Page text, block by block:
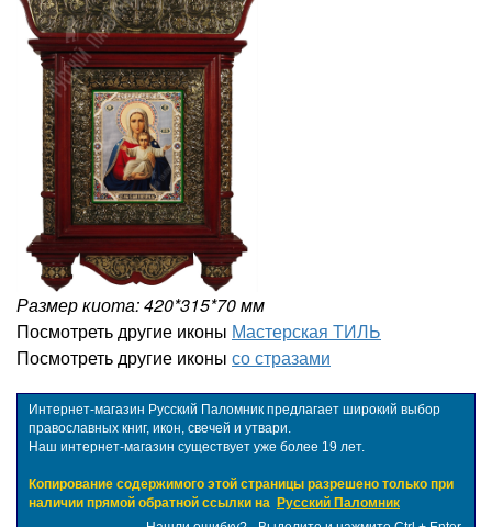
Размер киота: 420*315*70 мм
Посмотреть другие иконы Мастерская ТИЛЬ
Посмотреть другие иконы со стразами
Интернет-магазин Русский Паломник предлагает широкий выбор
православных книг, икон, свечей и утвари.
Наш интернет-магазин существует уже более 19 лет.
Копирование содержимого этой страницы разрешено только при
наличии прямой обратной ссылки на Русский Паломник